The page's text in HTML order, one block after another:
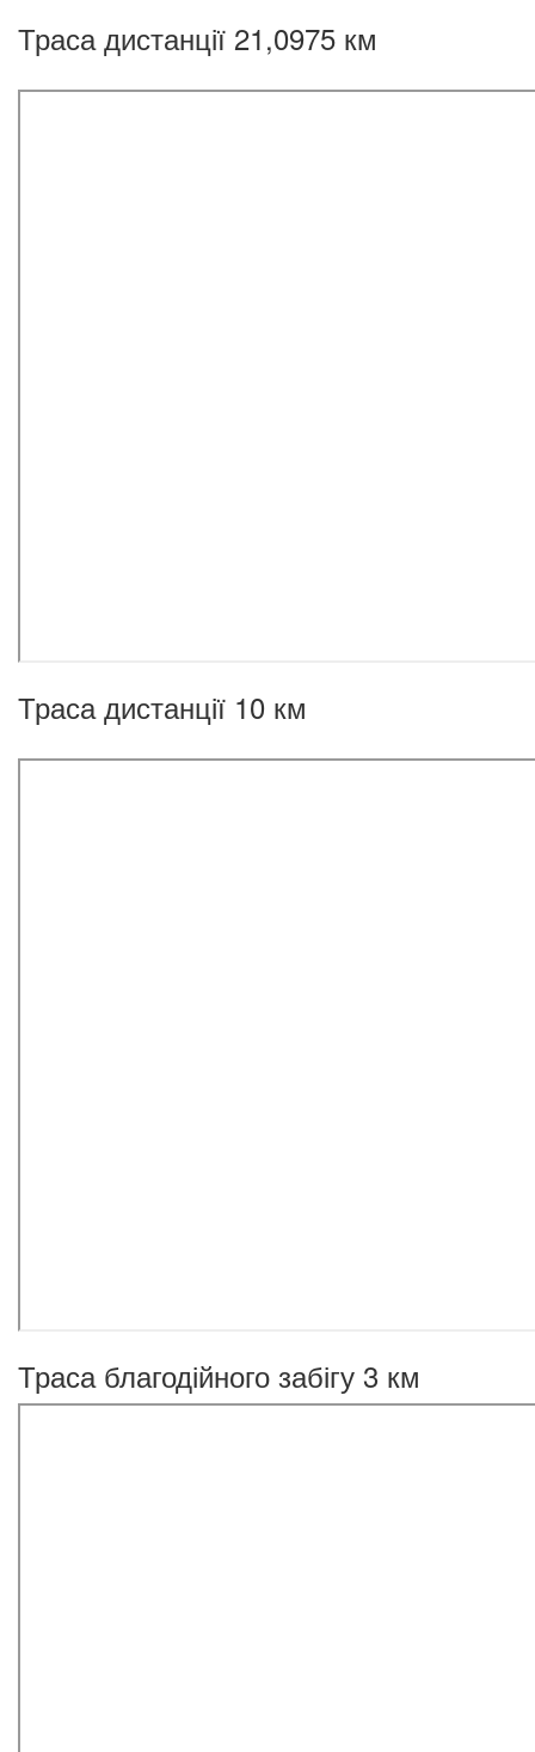
Траса дистанції 21,0975 км
Траса дистанції 10 км
Траса благодійного забігу 3 км